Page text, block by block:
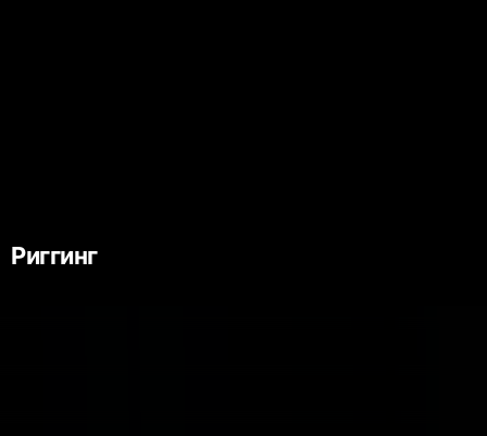
Риггинг